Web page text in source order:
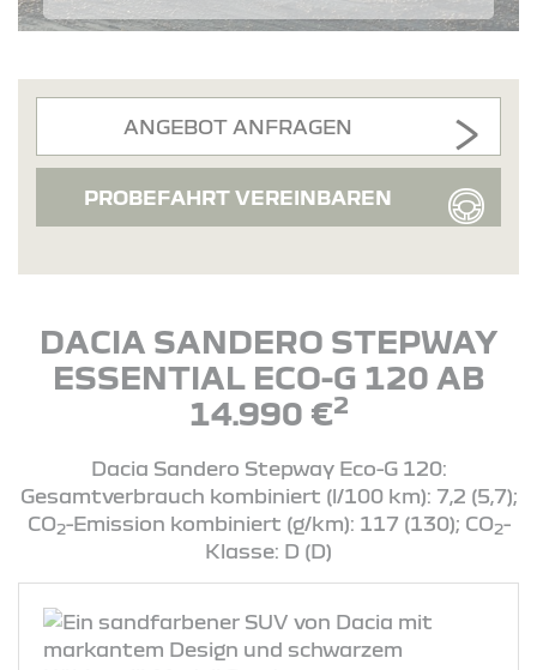
ANGEBOT ANFRAGEN
PROBEFAHRT VEREINBAREN
DACIA SANDERO STEPWAY
ESSENTIAL ECO-G 120 AB
14.990 €2
Dacia Sandero Stepway Eco-G 120:
Gesamtverbrauch kombiniert (l/100 km): 7,2 (5,7);
CO2-Emission kombiniert (g/km): 117 (130); CO2-
Klasse: D (D)